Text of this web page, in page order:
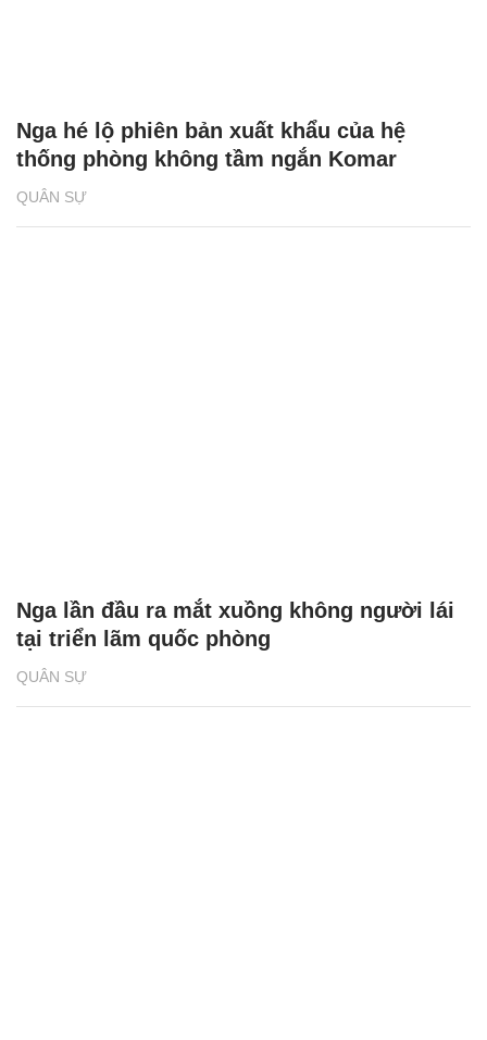
QUÂN SỰ
Nga hé lộ phiên bản xuất khẩu của hệ
thống phòng không tầm ngắn Komar
QUÂN SỰ
Nga lần đầu ra mắt xuồng không người lái
tại triển lãm quốc phòng